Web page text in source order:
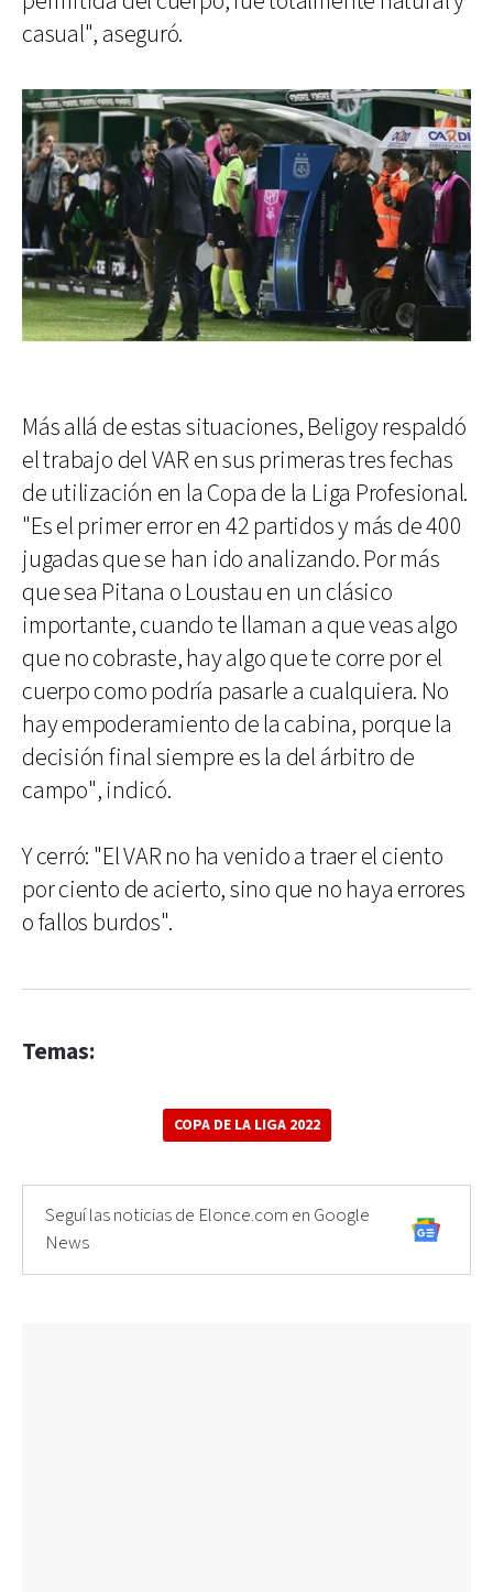
casual", aseguró.
Más allá de estas situaciones, Beligoy respaldó
el trabajo del VAR en sus primeras tres fechas
de utilización en la Copa de la Liga Profesional.
"Es el primer error en 42 partidos y más de 400
jugadas que se han ido analizando. Por más
que sea Pitana o Loustau en un clásico
importante, cuando te llaman a que veas algo
que no cobraste, hay algo que te corre por el
cuerpo como podría pasarle a cualquiera. No
hay empoderamiento de la cabina, porque la
decisión final siempre es la del árbitro de
campo", indicó.
Y cerró: "El VAR no ha venido a traer el ciento
por ciento de acierto, sino que no haya errores
o fallos burdos".
Temas:
COPA DE LA LIGA 2022
Seguí las noticias de Elonce.com en Google
News